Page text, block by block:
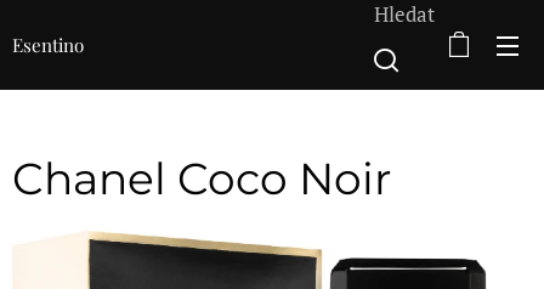
Esentino
Hledat
Chanel Coco Noir